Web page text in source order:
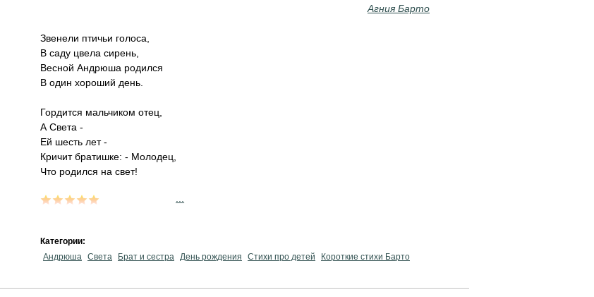
Агния Барто
Звенели птичьи голоса,
В саду цвела сирень,
Весной Андрюша родился
В один хороший день.
Гордится мальчиком отец,
А Света -
Ей шесть лет -
Кричит братишке: - Молодец,
Что родился на свет!
Категории:
Андрюша Света Брат и сестра День рождения Стихи про детей Короткие стихи Барто